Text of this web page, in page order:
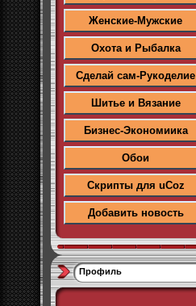
Женские-Мужские
Охота и Рыбалка
Сделай сам-Рукоделие
Шитье и Вязание
Бизнес-Экономиика
Обои
Скрипты для uCoz
Добавить новость
Профиль